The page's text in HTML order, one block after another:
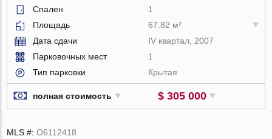
Спален
1
Площадь
67.82 м²
Дата сдачи
IV квартал, 2007
Парковочных мест
1
Тип парковки
Крытая
полная стоимость $ 305 000
MLS #:O6112418